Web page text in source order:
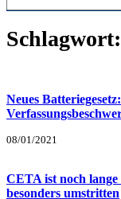
Neues
08/01/2021
CETA ist noch
besonders umstritten